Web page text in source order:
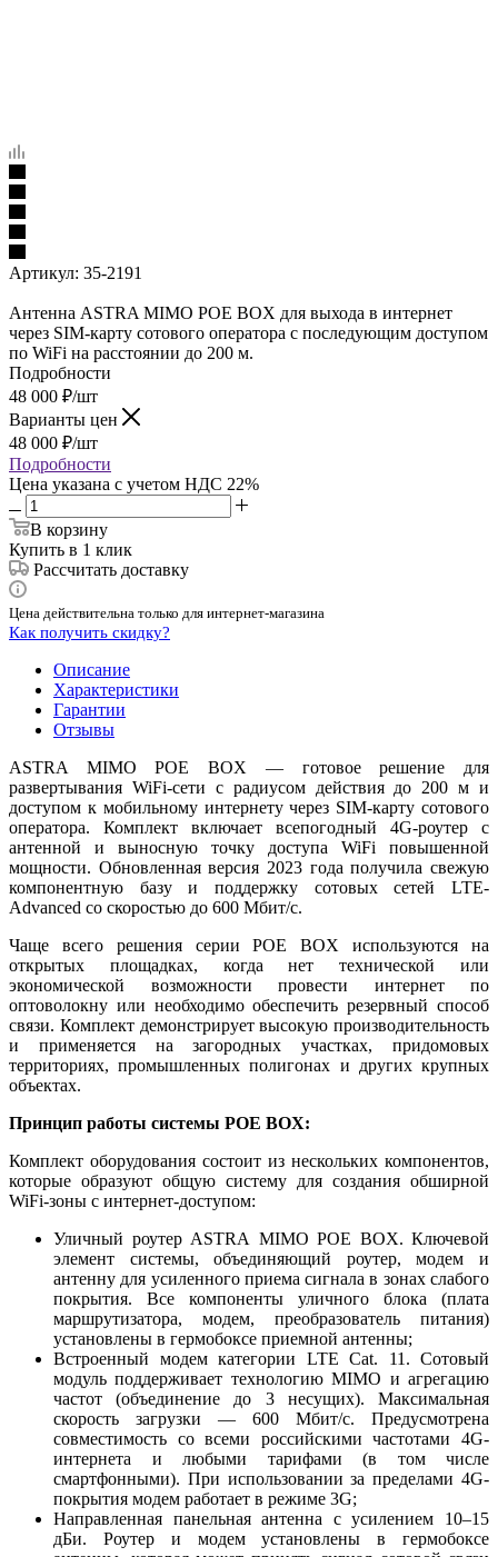
Артикул: 35-2191
Антенна ASTRA MIMO POE BOX для выхода в интернет
через SIM-карту сотового оператора с последующим доступом
по WiFi на расстоянии до 200 м.
Подробности
48 000 ₽/шт
Варианты цен
48 000 ₽/шт
Подробности
Цена указана с учетом НДС 22%
В корзину
Купить в 1 клик
Рассчитать доставку
Цена действительна только для интернет-магазина
Как получить скидку?
Описание
Характеристики
Гарантии
Отзывы
ASTRA MIMO POE BOX — готовое решение для
развертывания WiFi-сети с радиусом действия до 200 м и
доступом к мобильному интернету через SIM-карту сотового
оператора. Комплект включает всепогодный 4G-роутер с
антенной и выносную точку доступа WiFi повышенной
мощности. Обновленная версия 2023 года получила свежую
компонентную базу и поддержку сотовых сетей LTE-
Advanced со скоростью до 600 Мбит/с.
Чаще всего решения серии POE BOX используются на
открытых площадках, когда нет технической или
экономической возможности провести интернет по
оптоволокну или необходимо обеспечить резервный способ
связи. Комплект демонстрирует высокую производительность
и применяется на загородных участках, придомовых
территориях, промышленных полигонах и других крупных
объектах.
Принцип работы системы POE BOX:
Комплект оборудования состоит из нескольких компонентов,
которые образуют общую систему для создания обширной
WiFi-зоны с интернет-доступом:
Уличный роутер ASTRA MIMO POE BOX. Ключевой
элемент системы, объединяющий роутер, модем и
антенну для усиленного приема сигнала в зонах слабого
покрытия. Все компоненты уличного блока (плата
маршрутизатора, модем, преобразователь питания)
установлены в гермобоксе приемной антенны;
Встроенный модем категории LTE Cat. 11. Сотовый
модуль поддерживает технологию MIMO и агрегацию
частот (объединение до 3 несущих). Максимальная
скорость загрузки — 600 Мбит/с. Предусмотрена
совместимость со всеми российскими частотами 4G-
интернета и любыми тарифами (в том числе
смартфонными). При использовании за пределами 4G-
покрытия модем работает в режиме 3G;
Направленная панельная антенна с усилением 10–15
дБи. Роутер и модем установлены в гермобоксе